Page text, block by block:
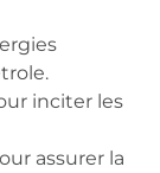
inciter les
assurer la